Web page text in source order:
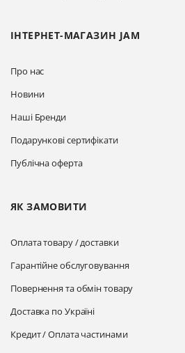
ІНТЕРНЕТ-МАГАЗИН JAM
Про нас
Новини
Наші Бренди
Подарункові сертифікати
Публічна оферта
ЯК ЗАМОВИТИ
Оплата товару / доставки
Гарантійне обслуговування
Повернення та обмін товару
Доставка по Україні
Кредит / Оплата частинами